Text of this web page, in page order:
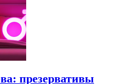
презервативы